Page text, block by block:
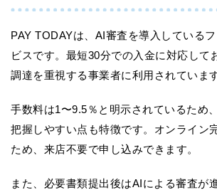
PAY TODAYは、AI審査を導入している
ビスです。最短30分での入金に対応して
調達を重視する事業者に利用されています
手数料は1〜9.5％と明示されているため
把握しやすい点も特徴です。オンライン
ため、来店不要で申し込みできます。
また、必要書類提出後はAIによる審査が